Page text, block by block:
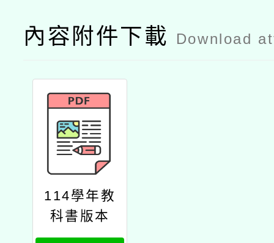
內容附件下載 Download
114學年教
科書版本